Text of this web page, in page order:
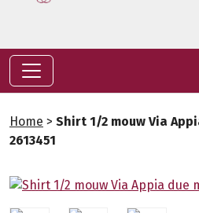
Home > Shirt 1/2 mouw Via
2613451